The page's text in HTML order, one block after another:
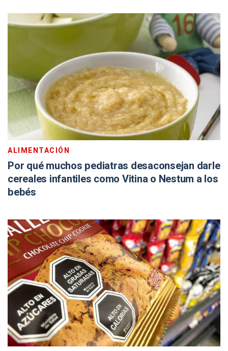
ALIMENTACIÓN
Por qué muchos pediatras desaconsejan darle
cereales infantiles como Vitina o Nestum a los
bebés